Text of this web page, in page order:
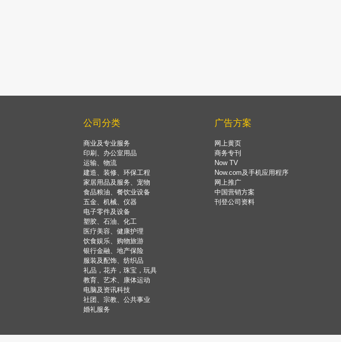
公司分类
商业及专业服务
印刷、办公室用品
运输、物流
建造、装修、环保工程
家居用品及服务、宠物
食品粮油、餐饮业设备
五金、机械、仪器
电子零件及设备
塑胶、石油、化工
医疗美容、健康护理
饮食娱乐、购物旅游
银行金融、地产保险
服装及配饰、纺织品
礼品，花卉，珠宝，玩具
教育、艺术、康体运动
电脑及资讯科技
社团、宗教、公共事业
婚礼服务
广告方案
网上黄页
商务专刊
Now TV
Now.com及手机应用程序
网上推广
中国营销方案
刊登公司资料